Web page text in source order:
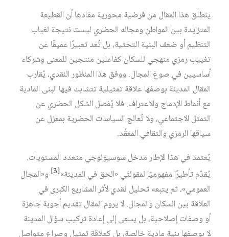
ينطلق هذا المقال من فرضية محورية مفادها أن القطيعة
المتزايدة بين المواطن ومجاله الحضري ليست نتيجة لغياب
التنظيم أو ضعف البنية التحتية، بل تُعد تعبيرًا عميقًا عن
تغييب رمزي منهجي للسكان كفاعلين منتجين للمعنى وشركاء
أساسيين في صوغ المجال. ووفق هذا المنظور النقدي، يُقارب
المقال المدينة بوصفها علاقة تمثيلية تتشابك فيها البنى المادية
مع أنماط الإدماج والاعتراف. فلا يُفصل الشكل الحضري عن
التمثل الاجتماعي، ولا تُعالج السياسات الحضرية بمعزل عن
سياقها الرمزي والثقافي المعقَّد.
يُعتمد في هذا الإطار مدخل سوسيولوجي متعدد المستويات.
يُقدّم تأطيرًا مفهوميًا لمقولتَي «الحق في المدينة»‏[3]
و«المجال
العمومي»، ثم يتبعه تحليل نقدي لأثر المشاريع الكبرى في
العلاقة بين السكان والمجال. لا يروم المقال تقديم أجوبة جاهزة
أو وصفات إصلاحية، بل يسعى إلى إعادة تركيب سؤال المدينة